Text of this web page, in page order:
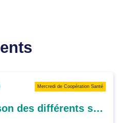
Mercredi de Coopération Santé
Benchmark européen : comparaison des différents systèmes de santé européens dans l’accès aux soins